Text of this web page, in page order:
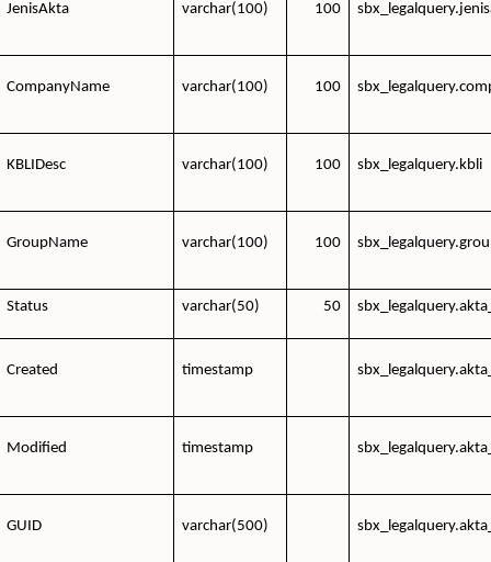
JenisAkta varchar(100) 100
CompanyName varchar(100) 100
KBLIDesc varchar(100) 100 sbx_legalquery.kbli
GroupName varchar(100) 100
Status varchar(50) 50
Created timestamp
Modified timestamp
GUID varchar(500)